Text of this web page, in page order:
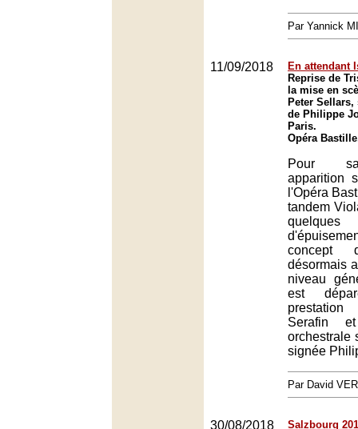
Par Yannick
11/09/2018
En attendant
Reprise de
la mise en
Peter
de Philippe
Paris.
Opéra
Pour
apparition
l'Opéra
tandem
concept
désormais
niveau
est
Serafin
orchestrale
signée
Par David
30/08/2018
Salzbourg